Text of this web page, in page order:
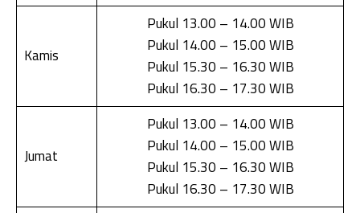
Kamis
Pukul 13.00 – 14.00 WIB
Pukul 14.00 – 15.00 WIB
Pukul 15.30 – 16.30 WIB
Pukul 16.30 – 17.30 WIB
Jumat
Pukul 13.00 – 14.00 WIB
Pukul 14.00 – 15.00 WIB
Pukul 15.30 – 16.30 WIB
Pukul 16.30 – 17.30 WIB